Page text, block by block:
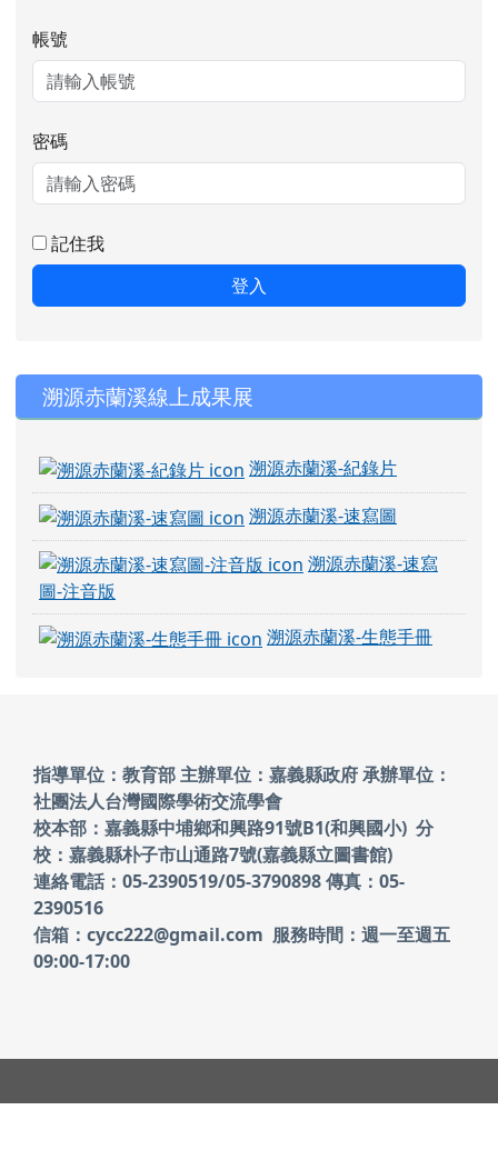
帳號
密碼
記住我
登入
右邊區域內容
溯源赤蘭溪線上成果展
溯源赤蘭溪-紀錄片
溯源赤蘭溪-速寫圖
溯源赤蘭溪-速寫
圖-注音版
溯源赤蘭溪-生態手冊
頁尾區域內容
指導單位：教育部 主辦單位：嘉義縣政府承辦單位：
社團法人台灣國際學術交流學會
校本部：嘉義縣中埔鄉和興路91號B1(和興國小) 分
校：嘉義縣朴子市山通路7號(嘉義縣立圖書館)
連絡電話：05-2390519/05-3790898 傳真：05-
2390516
信箱：cycc222@gmail.com 服務時間：週一至週五
09:00-17:00